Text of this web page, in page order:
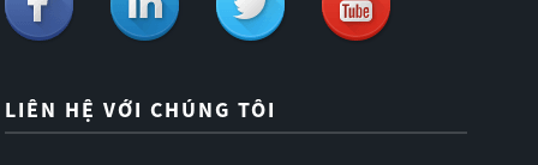
LIÊN HỆ VỚI CHÚNG TÔI